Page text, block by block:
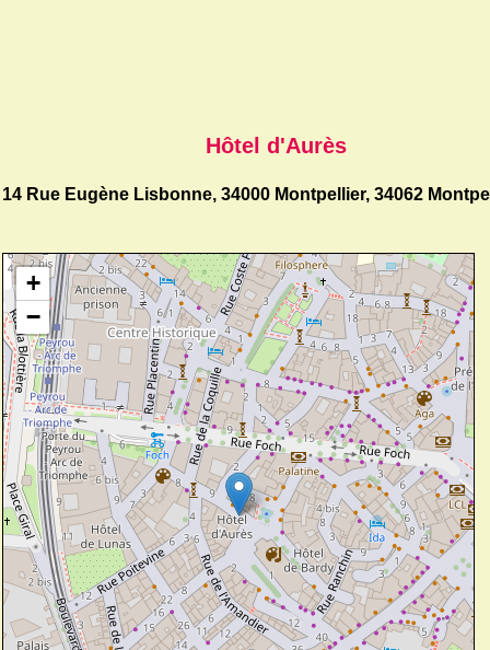
Hôtel d'Aurès
14 Rue Eugène Lisbonne, 34000 Montpellier, 34062
+
−